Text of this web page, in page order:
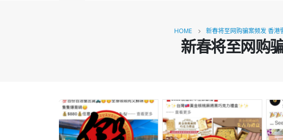
HOME 新春将至网购骗案频发 香港
新春将至网购